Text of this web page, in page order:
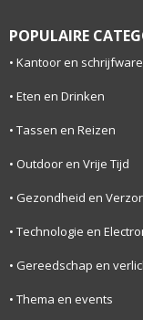
POPULAIRE
Kantoor en
Eten en Drinken
Tassen en Reizen
Outdoor en Vrije Tijd
Gezondheid en
Technologie en
Gereedschap en
Thema en events